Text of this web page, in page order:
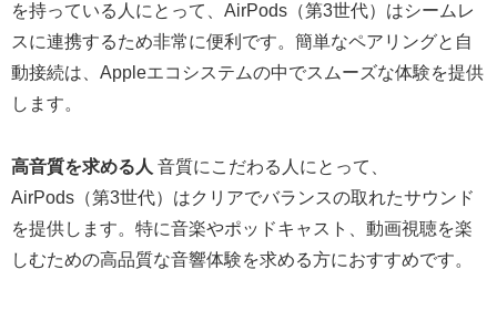
を持っている人にとって、AirPods（第3世代）はシームレ
スに連携するため非常に便利です。簡単なペアリングと自
動接続は、Appleエコシステムの中でスムーズな体験を提供
します。
高音質を求める人 音質にこだわる人にとって、
AirPods（第3世代）はクリアでバランスの取れたサウンド
を提供します。特に音楽やポッドキャスト、動画視聴を楽
しむための高品質な音響体験を求める方におすすめです。